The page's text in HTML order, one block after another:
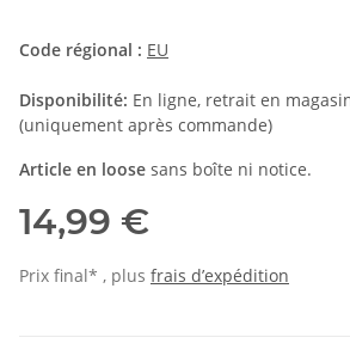
Code régional : EU
Disponibilité: En ligne, retrait en
(uniquement après commande)
Article en loose sans boîte ni notice.
14,99 €
Prix final* , plus frais d’expédition